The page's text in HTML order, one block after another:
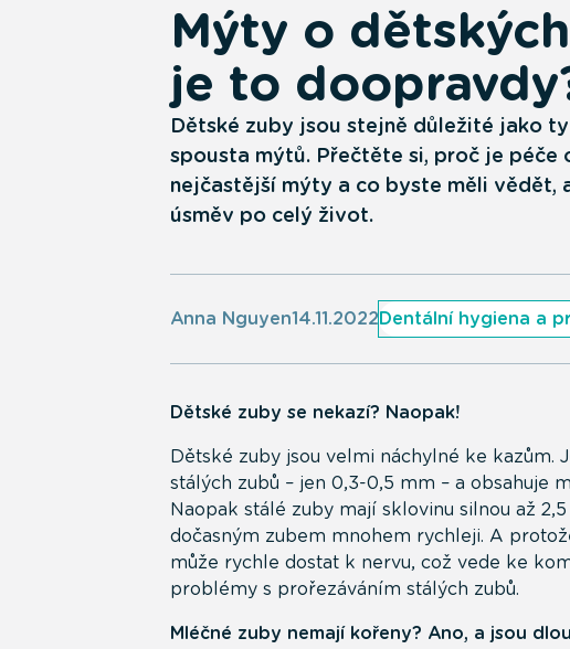
Mýty o
je to
Dětské zuby jsou stejně důležité jako
spousta mýtů. Přečtěte si, proč je péče
nejčastější mýty a co byste měli vědět,
úsměv po celý život.
Anna Nguyen14.11.2022Dentální hygiena a
Dětské zuby se nekazí? Naopak!
Dětské zuby jsou velmi náchylné ke kazům.
stálých zubů – jen 0,3-0,5 mm – a obsahuje
Naopak stálé zuby mají sklovinu silnou až
dočasným zubem mnohem rychleji. A
může rychle dostat k nervu, což vede ke
problémy s prořezáváním stálých zubů.
Mléčné zuby nemají kořeny? Ano, a jsou